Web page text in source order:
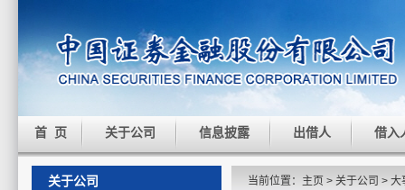
首 页 关于公司 信息披露 出借人 借入
关于公司 当前位置： 主页 > 关于公司 > 大